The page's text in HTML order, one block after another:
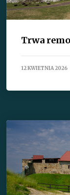
Trwa
12 KWIETNIA 2026